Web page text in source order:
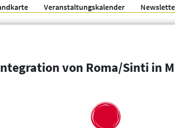
Veranstaltungskalender
von Roma/Sinti in